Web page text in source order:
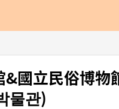
&國立民俗博
물관)